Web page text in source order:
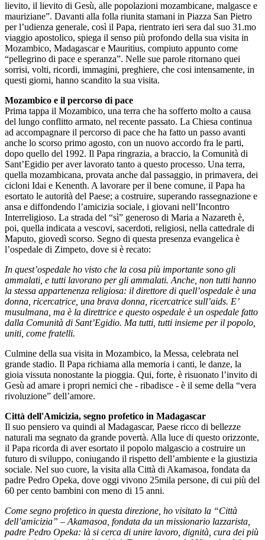
lievito, il lievito di Gesù, alle popolazioni mozambicane, malgasce e
mauriziane”. Davanti alla folla riunita stamani in Piazza San Pietro
per l’udienza generale, così il Papa, rientrato ieri sera dal suo 31.mo
viaggio apostolico, spiega il senso più profondo della sua visita in
Mozambico, Madagascar e Mauritius, compiuto appunto come
“pellegrino di pace e speranza”. Nelle sue parole ritornano quei
sorrisi, volti, ricordi, immagini, preghiere, che cosi intensamente, in
questi giorni, hanno scandito la sua visita.
Mozambico e il percorso di pace
Prima tappa il Mozambico, una terra che ha sofferto molto a causa
del lungo conflitto armato, nel recente passato. La Chiesa continua
ad accompagnare il percorso di pace che ha fatto un passo avanti
anche lo scorso primo agosto, con un nuovo accordo fra le parti,
dopo quello del 1992. Il Papa ringrazia, a braccio, la Comunità di
Sant’Egidio per aver lavorato tanto a questo processo. Una terra,
quella mozambicana, provata anche dal passaggio, in primavera, dei
cicloni Idai e Kenenth. A lavorare per il bene comune, il Papa ha
esortato le autorità del Paese; a costruire, superando rassegnazione e
ansa e diffondendo l’amicizia sociale, i giovani nell’Incontro
Interreligioso. La strada del “sì” generoso di Maria a Nazareth è,
poi, quella indicata a vescovi, sacerdoti, religiosi, nella cattedrale di
Maputo, giovedì scorso. Segno di questa presenza evangelica è
l’ospedale di Zimpeto, dove si è recato:
In quest’ospedale ho visto che la cosa più importante sono gli
ammalati, e tutti lavorano per gli ammalati. Anche, non tutti hanno
la stessa appartenenza religiosa: il direttore di quell’ospedale è una
donna, ricercatrice, una brava donna, ricercatrice sull’aids. E’
musulmana, ma è la direttrice e questo ospedale è un ospedale fatto
dalla Comunità di Sant’Egidio. Ma tutti, tutti insieme per il popolo,
uniti, come fratelli.
Culmine della sua visita in Mozambico, la Messa, celebrata nel
grande stadio. Il Papa richiama alla memoria i canti, le danze, la
gioia vissuta nonostante la pioggia. Qui, forte, è risuonato l’invito di
Gesù ad amare i propri nemici che - ribadisce - è il seme della “vera
rivoluzione” dell’amore.
Città dell'Amicizia, segno profetico in Madagascar
Il suo pensiero va quindi al Madagascar, Paese ricco di bellezze
naturali ma segnato da grande povertà. Alla luce di questo orizzonte,
il Papa ricorda di aver esortato il popolo malgascio a costruire un
futuro di sviluppo, coniugando il rispetto dell’ambiente e la giustizia
sociale. Nel suo cuore, la visita alla Città di Akamasoa, fondata da
padre Pedro Opeka, dove oggi vivono 25mila persone, di cui più del
60 per cento bambini con meno di 15 anni.
Come segno profetico in questa direzione, ho visitato la “Città
dell’amicizia” – Akamasoa, fondata da un missionario lazzarista,
padre Pedro Opeka: là si cerca di unire lavoro, dignità, cura dei più